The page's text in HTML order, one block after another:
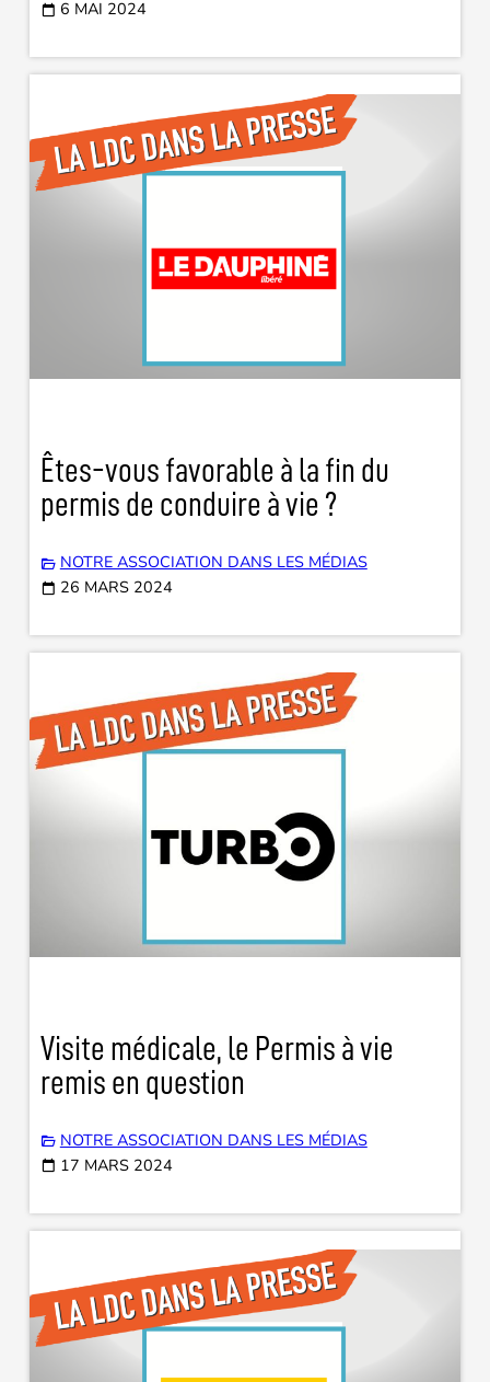
6 MAI 2024
Êtes-vous favorable à la fin du
permis de conduire à vie ?
NOTRE ASSOCIATION DANS LES MÉDIAS
26 MARS 2024
Visite médicale, le Permis à vie
remis en question
NOTRE ASSOCIATION DANS LES MÉDIAS
17 MARS 2024